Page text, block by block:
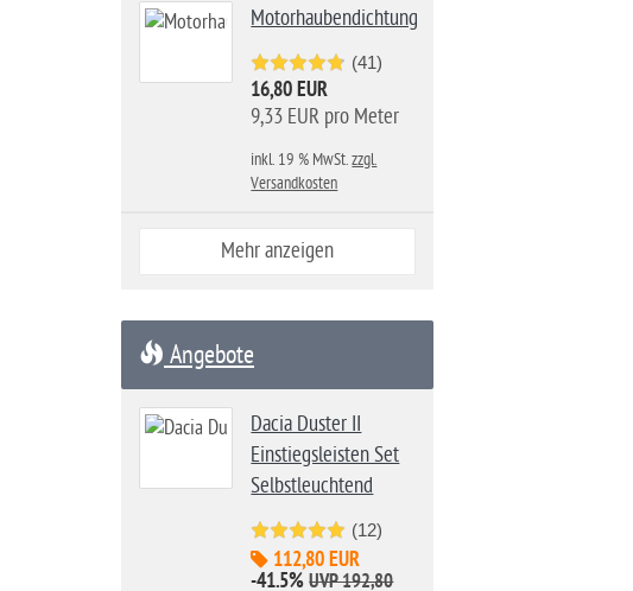
Motorhaubendichtung
(41)
16,80 EUR
9,33 EUR pro Meter
inkl. 19 % MwSt.zzgl.
Versandkosten
Mehr anzeigen
Angebote
Dacia Duster II
Einstiegsleisten Set
Selbstleuchtend
(12)
112,80 EUR
-41.5% UVP 192,80